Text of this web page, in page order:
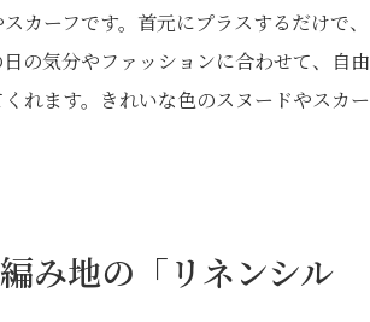
カーフです。首元にプラスするだけで、
の気分やファッションに合わせて、自由
れます。きれいな色のスヌードやスカー
み地の「リネンシル